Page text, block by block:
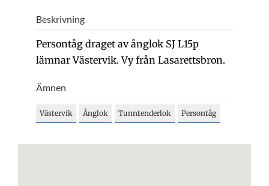
Beskrivning
Persontåg draget av ånglok SJ L15p
lämnar Västervik. Vy från Lasarettsbron.
Ämnen
Västervik Ånglok Tunntenderlok Persontåg